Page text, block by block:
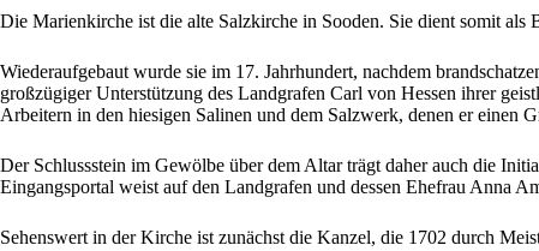
Die Marienkirche ist die alte Salzkirche in Sooden. Sie dient somit als
Wiederaufgebaut wurde sie im 17. Jahrhundert, nachdem
großzügiger Unterstützung des Landgrafen Carl von Hessen ihrer
Arbeitern in den hiesigen Salinen und dem Salzwerk, denen er einen
Der Schlussstein im Gewölbe über dem Altar trägt daher auch die
Eingangsportal weist auf den Landgrafen und dessen Ehefrau Anna
Sehenswert in der Kirche ist zunächst die Kanzel, die 1702 durch